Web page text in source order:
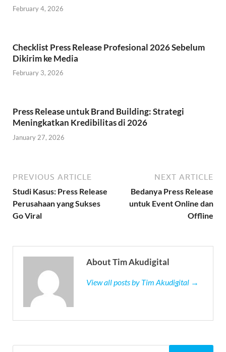
February 4, 2026
Checklist Press Release Profesional 2026 Sebelum
Dikirim ke Media
February 3, 2026
Press Release untuk Brand Building: Strategi
Meningkatkan Kredibilitas di 2026
January 27, 2026
PREVIOUS ARTICLE
Studi Kasus: Press Release
Perusahaan yang Sukses
Go Viral
NEXT ARTICLE
Bedanya Press Release
untuk Event Online dan
Offline
About Tim Akudigital
View all posts by Tim Akudigital →